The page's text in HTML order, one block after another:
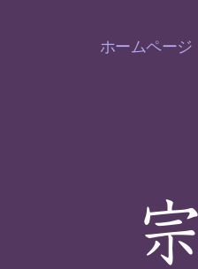
ホームページ